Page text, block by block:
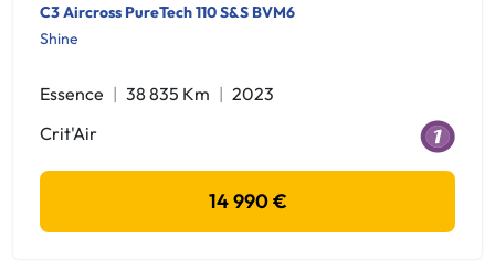
C3 Aircross PureTech 110 S&S BVM6
Shine
Essence 38 835 Km
2023
Crit'Air
14 990 €